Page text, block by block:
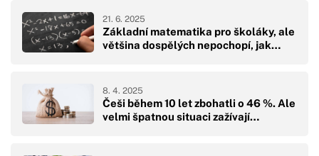
Základní matematika pro školáky, ale
většina dospělých nepochopí, jak…
21. 6. 2025
Češi během 10 let zbohatli o 46 %. Ale
velmi špatnou situaci zažívají…
8. 4. 2025